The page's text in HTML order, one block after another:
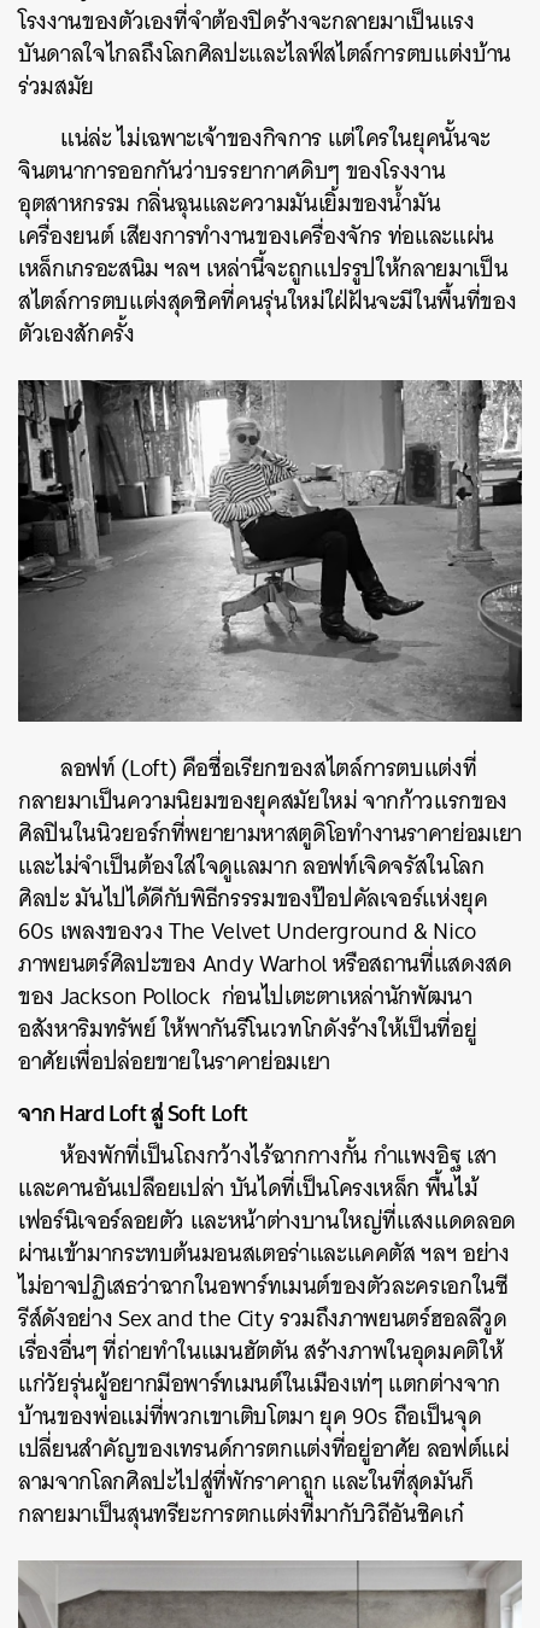
โรงงานของตัวเองที่จำต้องปิดร้างจะกลายมาเป็นแรง
บันดาลใจไกลถึงโลกศิลปะและไลฟ์สไตล์การตบแต่งบ้าน
ร่วมสมัย
แน่ล่ะ ไม่เฉพาะเจ้าของกิจการ แต่ใครในยุคนั้นจะ
จินตนาการออกกันว่าบรรยากาศดิบๆ ของโรงงาน
อุตสาหกรรม กลิ่นฉุนและความมันเยิ้มของน้ำมัน
เครื่องยนต์ เสียงการทำงานของเครื่องจักร ท่อและแผ่น
เหล็กเกรอะสนิม ฯลฯ เหล่านี้จะถูกแปรรูปให้กลายมาเป็น
สไตล์การตบแต่งสุดชิคที่คนรุ่นใหม่ใฝ่ฝันจะมีในพื้นที่ของ
ตัวเองสักครั้ง
ลอฟท์ (Loft) คือชื่อเรียกของสไตล์การตบแต่งที่
กลายมาเป็นความนิยมของยุคสมัยใหม่ จากก้าวแรกของ
ศิลปินในนิวยอร์กที่พยายามหาสตูดิโอทำงานราคาย่อมเยา
และไม่จำเป็นต้องใส่ใจดูแลมาก ลอฟท์เจิดจรัสในโลก
ศิลปะ มันไปได้ดีกับพิธีกรรรมของป๊อปคัลเจอร์แห่งยุค
60s เพลงของวง The Velvet Underground & Nico
ภาพยนตร์ศิลปะของ Andy Warhol หรือสถานที่แสดงสด
ของ Jackson Pollock ก่อนไปเตะตาเหล่านักพัฒนา
อสังหาริมทรัพย์ ให้พากันรีโนเวทโกดังร้างให้เป็นที่อยู่
อาศัยเพื่อปล่อยขายในราคาย่อมเยา
จากHard Loftสู่Soft Loft
ห้องพักที่เป็นโถงกว้างไร้ฉากกางกั้น กำแพงอิฐ เสา
และคานอันเปลือยเปล่า บันไดที่เป็นโครงเหล็ก พื้นไม้
เฟอร์​นิเจอร์ลอยตัว และหน้าต่างบานใหญ่ที่แสงแดดลอด
ผ่านเข้ามากระทบต้นมอนสเตอร่าและแคคตัส ฯลฯ อย่าง
ไม่อาจปฏิเสธว่าฉากในอพาร์ทเมนต์ของตัวละครเอกในซี
รีส์ดังอย่าง Sex and the City รวมถึงภาพยนตร์ฮอลลีวูด
เรื่องอื่นๆ ที่ถ่ายทำในแมนฮัตตัน สร้างภาพในอุดมคติให้
แก่วัยรุ่นผู้อยากมีอพาร์ทเมนต์ในเมืองเท่ๆ แตกต่างจาก
บ้านของพ่อแม่ที่พวกเขาเติบโตมา ยุค 90s ถือเป็นจุด
เปลี่ยนสำคัญของเทรนด์การตกแต่งที่อยู่อาศัย ลอฟต์แผ่
ลามจากโลกศิลปะไปสู่ที่พักราคาถูก และในที่สุดมันก็
กลายมาเป็นสุนทรียะการตกแต่งที่มากับวิถีอันชิคเก๋